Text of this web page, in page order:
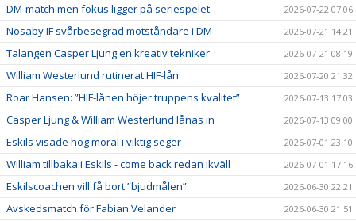
DM-match men fokus ligger på seriespelet 2026-07-22 07:06
Nosaby IF svårbesegrad motståndare i DM 2026-07-21 14:21
Talangen Casper Ljung en kreativ tekniker 2026-07-21 08:19
William Westerlund rutinerat HIF-lån 2026-07-20 21:32
Roar Hansen: ”HIF-lånen höjer truppens kvalitet” 2026-07-13 17:03
Casper Ljung & William Westerlund lånas in 2026-07-13 09:00
Eskils visade hög moral i viktig seger 2026-07-01 23:10
William tillbaka i Eskils - come back redan ikväll 2026-07-01 17:16
Eskilscoachen vill få bort ”bjudmålen” 2026-06-30 22:21
Avskedsmatch för Fabian Velander 2026-06-30 21:51